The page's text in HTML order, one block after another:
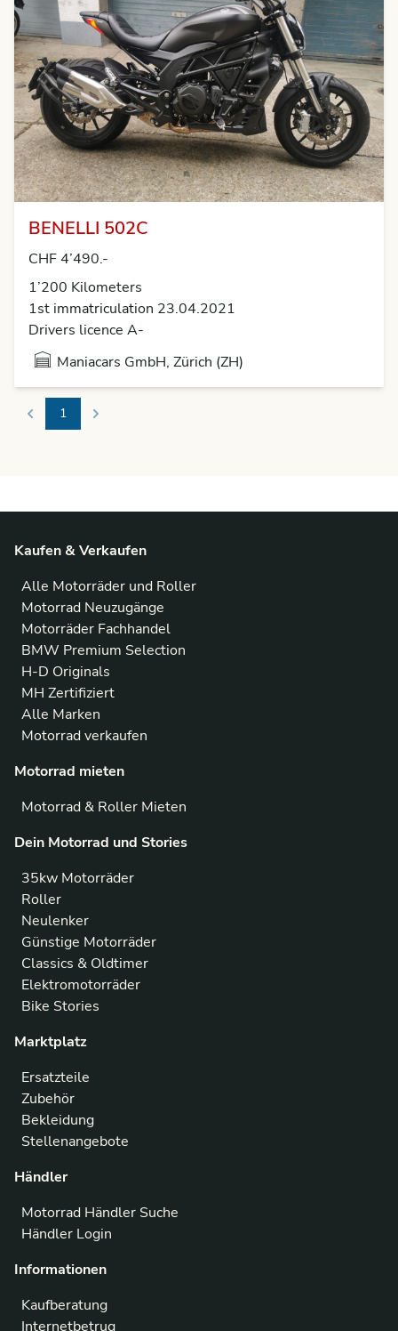
BENELLI 502C
CHF 4’490.-
1’200 Kilometers
1st immatriculation 23.04.2021
Drivers licence A-
Maniacars GmbH, Zürich (ZH)
Previous
1 Next
Kaufen & Verkaufen
Alle Motorräder und Roller
Motorrad Neuzugänge
Motorräder Fachhandel
BMW Premium Selection
H-D Originals
MH Zertifiziert
Alle Marken
Motorrad verkaufen
Motorrad mieten
Motorrad & Roller Mieten
Dein Motorrad und Stories
35kw Motorräder
Roller
Neulenker
Günstige Motorräder
Classics & Oldtimer
Elektromotorräder
Bike Stories
Marktplatz
Ersatzteile
Zubehör
Bekleidung
Stellenangebote
Händler
Motorrad Händler Suche
Händler Login
Informationen
Kaufberatung
Internetbetrug